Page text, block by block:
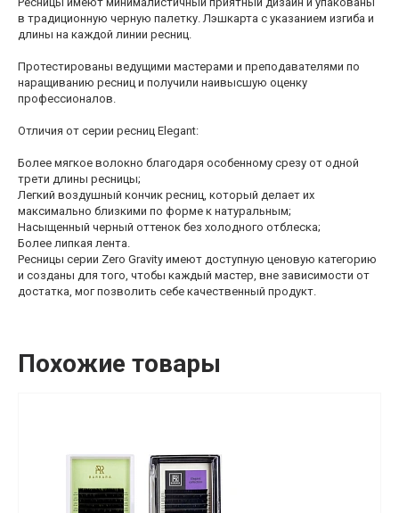
в традиционную черную палетку. Лэшкарта с указанием изгиба и
длины на каждой линии ресниц.
Протестированы ведущими мастерами и преподавателями по
наращиванию ресниц и получили наивысшую оценку
профессионалов.
Отличия от серии ресниц Elegant:
Более мягкое волокно благодаря особенному срезу от одной
трети длины ресницы;
Легкий воздушный кончик ресниц, который делает их
максимально близкими по форме к натуральным;
Насыщенный черный оттенок без холодного отблеска;
Более липкая лента.
Ресницы серии Zero Gravity имеют доступную ценовую категорию
и созданы для того, чтобы каждый мастер, вне зависимости от
достатка, мог позволить себе качественный продукт.
Похожие товары